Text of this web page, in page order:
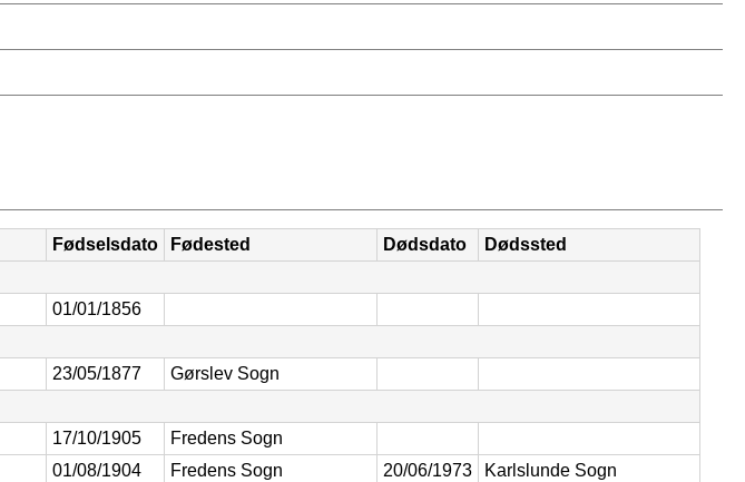
Fødselsdato Fødested Dødsdato
Dødssted
01/01/1856
23/05/1877
Gørslev Sogn
17/10/1905
Fredens Sogn
01/08/1904 Fredens Sogn 20/06/1973
Karlslunde Sogn